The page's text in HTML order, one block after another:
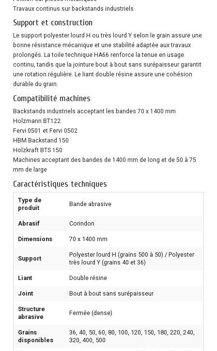
Travaux continus sur backstands industriels
Support et construction
Le support polyester lourd H ou très lourd Y selon le grain assure une
bonne résistance mécanique et une stabilité adaptée aux travaux
prolongés. La toile technique HA66 renforce la tenue en usage
continu, tandis que la jointure bout à bout sans surépaisseur garantit
une rotation régulière. Le liant double résine assure une cohésion
durable du grain.
Compatibilité machines
Backstands industriels acceptant les bandes 70 x 1400 mm
Holzmann BT122
Fervi 0501 et Fervi 0502
HBM Backstand 150
Holzkraft BTS 150
Machines acceptant des bandes de 1400 mm de long et de 50 à 75
mm de large
Caractéristiques techniques
Type de
produit
Bande abrasive
Abrasif Corindon
Dimensions 70 x 1400 mm
Support
Polyester lourd H (grains 500 à 50) / Polyester
très lourd Y (grains 40 et 36)
Liant Double résine
Joint Bout à bout sans surépaisseur
Structure
abrasive
Fermée (dense)
Grains
disponibles
36, 40, 50, 60, 80, 100, 120, 150, 180, 220, 240,
320, 400, 500